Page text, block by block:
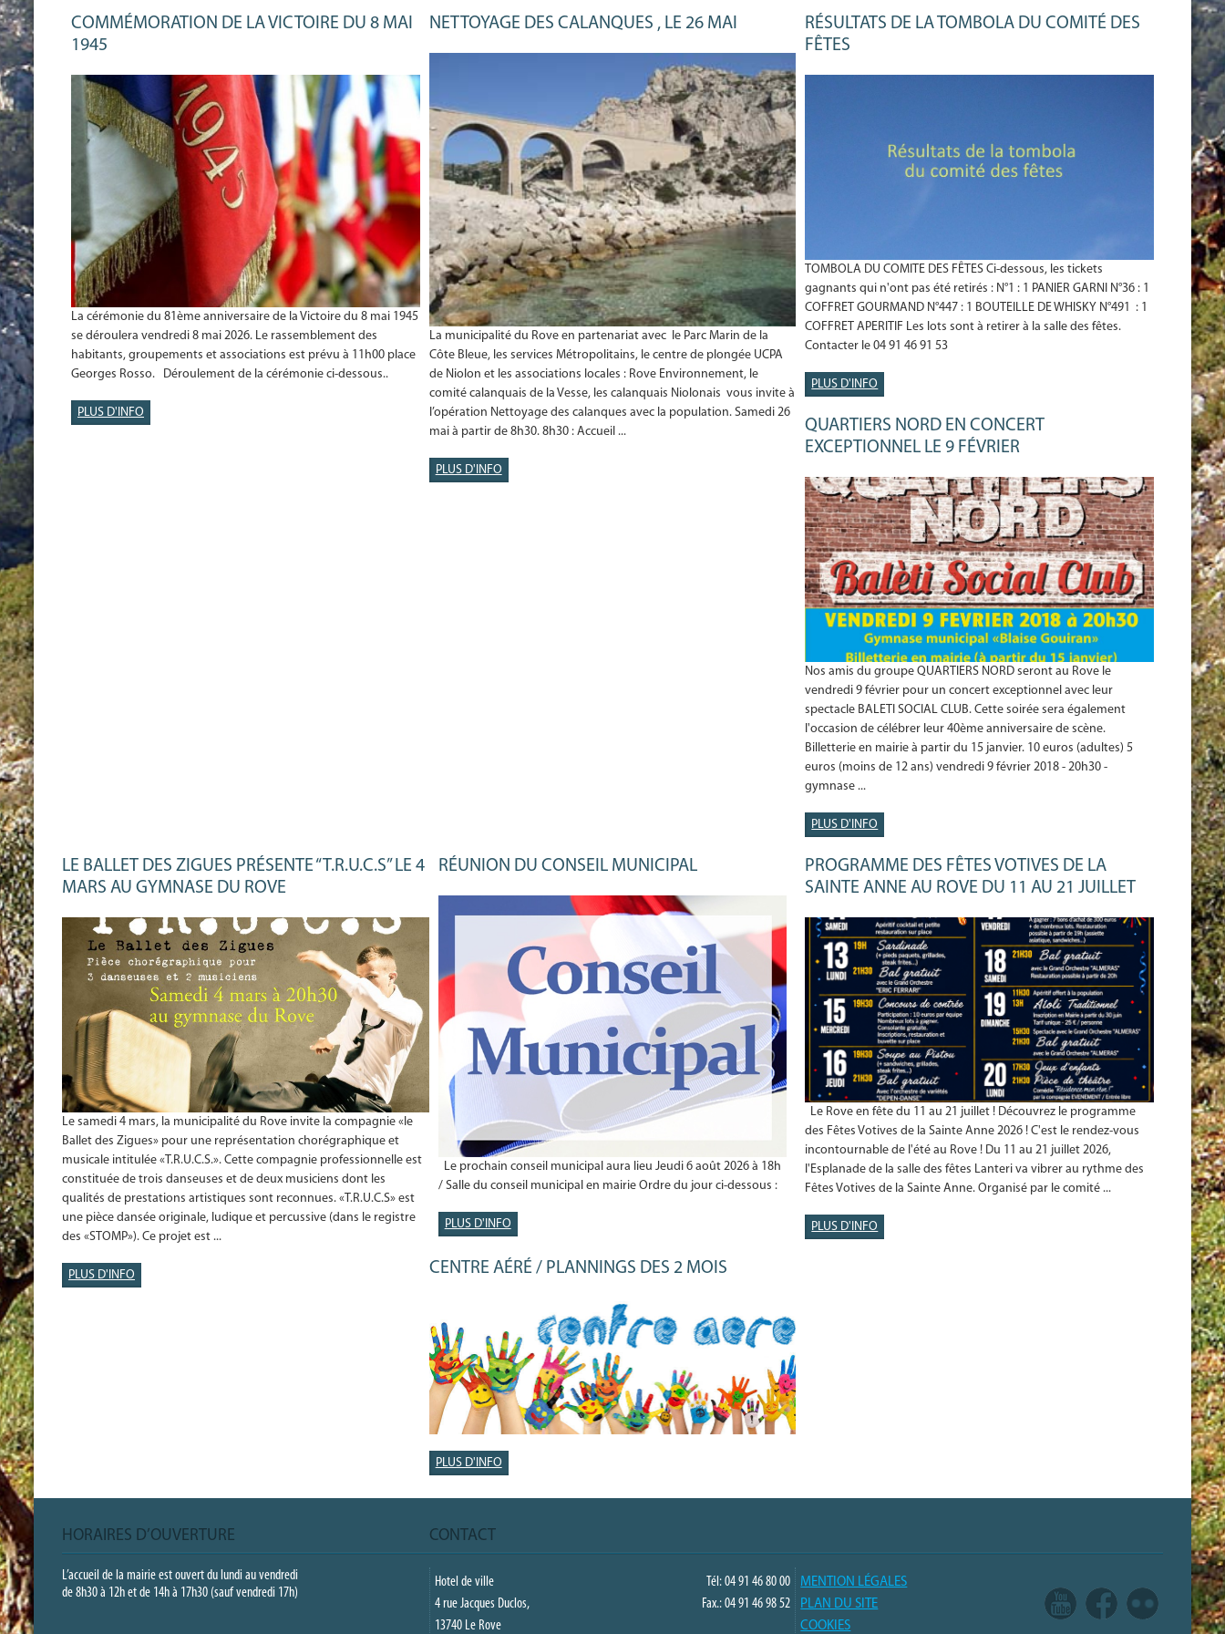
COMMÉMORATION DE LA VICTOIRE DU 8 MAI
1945
La cérémonie du 81ème anniversaire de la Victoire du 8 mai 1945
se déroulera vendredi 8 mai 2026. Le rassemblement des
habitants, groupements et associations est prévu à 11h00 place
Georges Rosso. Déroulement de la cérémonie ci-dessous..
PLUS D'INFO
NETTOYAGE DES CALANQUES , LE 26 MAI
La municipalité du Rove en partenariat avec le Parc Marin de la
Côte Bleue, les services Métropolitains, le centre de plongée UCPA
de Niolon et les associations locales : Rove Environnement, le
comité calanquais de la Vesse, les calanquais Niolonais vous invite à
l’opération Nettoyage des calanques avec la population. Samedi 26
mai à partir de 8h30. 8h30 : Accueil ...
PLUS D'INFO
RÉSULTATS DE LA TOMBOLA DU COMITÉ DES
FÊTES
TOMBOLA DU COMITE DES FÊTES Ci-dessous, les tickets
gagnants qui n'ont pas été retirés : N°1 : 1 PANIER GARNI N°36 : 1
COFFRET GOURMAND N°447 : 1 BOUTEILLE DE WHISKY N°491 : 1
COFFRET APERITIF Les lots sont à retirer à la salle des fêtes.
Contacter le 04 91 46 91 53
PLUS D'INFO
QUARTIERS NORD EN CONCERT
EXCEPTIONNEL LE 9 FÉVRIER
Nos amis du groupe QUARTIERS NORD seront au Rove le
vendredi 9 février pour un concert exceptionnel avec leur
spectacle BALETI SOCIAL CLUB. Cette soirée sera également
l'occasion de célébrer leur 40ème anniversaire de scène.
Billetterie en mairie à partir du 15 janvier. 10 euros (adultes) 5
euros (moins de 12 ans) vendredi 9 février 2018 - 20h30 -
gymnase ...
PLUS D'INFO
LE BALLET DES ZIGUES PRÉSENTE “T.R.U.C.S” LE 4
MARS AU GYMNASE DU ROVE
Le samedi 4 mars, la municipalité du Rove invite la compagnie «le
Ballet des Zigues» pour une représentation chorégraphique et
musicale intitulée «T.R.U.C.S.». Cette compagnie professionnelle est
constituée de trois danseuses et de deux musiciens dont les
qualités de prestations artistiques sont reconnues. «T.R.U.C.S» est
une pièce dansée originale, ludique et percussive (dans le registre
des «STOMP»). Ce projet est ...
PLUS D'INFO
RÉUNION DU CONSEIL MUNICIPAL
Le prochain conseil municipal aura lieu Jeudi 6 août 2026 à 18h
/ Salle du conseil municipal en mairie Ordre du jour ci-dessous :
PLUS D'INFO
PROGRAMME DES FÊTES VOTIVES DE LA
SAINTE ANNE AU ROVE DU 11 AU 21 JUILLET
Le Rove en fête du 11 au 21 juillet ! Découvrez le programme
des Fêtes Votives de la Sainte Anne 2026 ! C'est le rendez-vous
incontournable de l'été au Rove ! Du 11 au 21 juillet 2026,
l'Esplanade de la salle des fêtes Lanteri va vibrer au rythme des
Fêtes Votives de la Sainte Anne. Organisé par le comité ...
PLUS D'INFO
CENTRE AÉRÉ / PLANNINGS DES 2 MOIS
PLUS D'INFO
HORAIRES D’OUVERTURE
L’accueil de la mairie est ouvert du lundi au vendredi
de 8h30 à 12h et de 14h à 17h30 (sauf vendredi 17h)
CONTACT
Hotel de ville
Tél: 04 91 46 80 00
4 rue Jacques Duclos,
Fax.: 04 91 46 98 52
13740 Le Rove
MENTION LÉGALES
PLAN DU SITE
COOKIES